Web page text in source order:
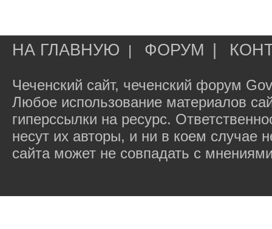
НА ГЛАВНУЮ | ФОРУМ
Чеченский сайт, чеченский форум
Любое использование материалов
гиперссылки на ресурс.
несут их авторы, и ни в коем случае
сайта может не совпадать с